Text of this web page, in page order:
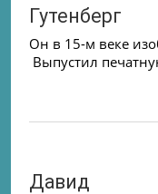
Гутенберг
Он в 15-м веке
Выпустил
Давид